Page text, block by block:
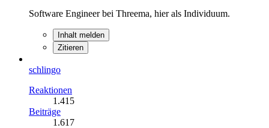
Software Engineer bei Threema, hier als Individuum.
Inhalt melden
Zitieren
schlingo
Reaktionen
1.415
Beiträge
1.617